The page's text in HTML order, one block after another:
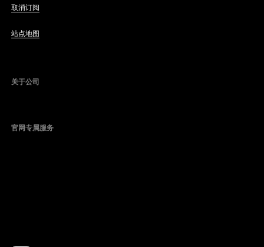
取消订阅
站点地图
关于公司
官网专属服务